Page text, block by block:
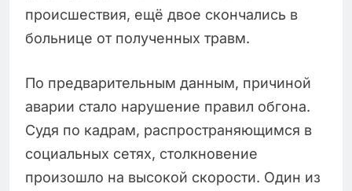
происшествия, ещё двое скончались в
больнице от полученных травм.
По предварительным данным, причиной
аварии стало нарушение правил обгона.
Судя по кадрам, распространяющимся в
социальных сетях, столкновение
произошло на высокой скорости. Один из